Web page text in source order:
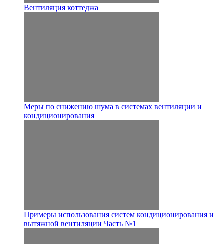
Вентиляция коттеджа
Меры по снижению шума в системах вентиляции и
кондиционирования
Примеры использования систем кондиционирования и
вытяжной вентиляции Часть №1